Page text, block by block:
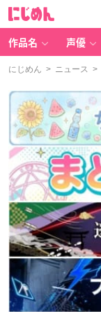
作品名 声優
にじめん > ニュース >